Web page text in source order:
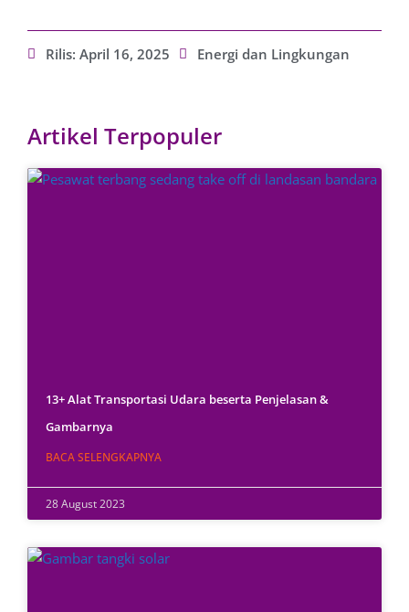
Rilis: April 16, 2025 Energi dan Lingkungan
Artikel Terpopuler
13+ Alat Transportasi Udara beserta Penjelasan &
Gambarnya
BACA SELENGKAPNYA
28 August 2023